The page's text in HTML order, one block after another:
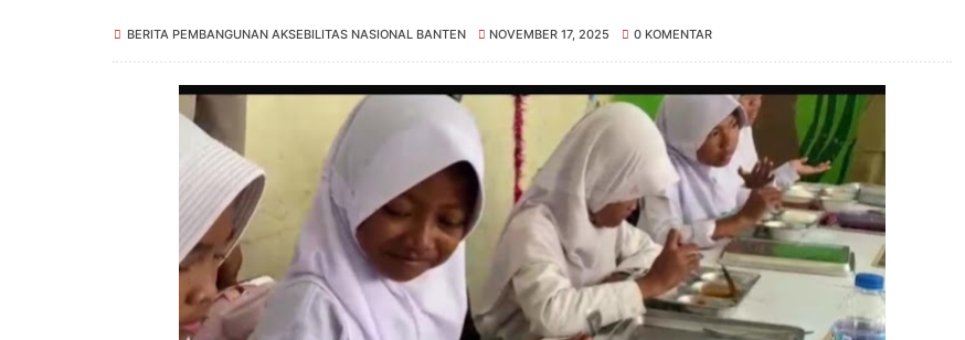
BERITA PEMBANGUNAN AKSEBILITAS NASIONAL BANTEN NOVEMBER 17, 2025 0 KOMENTAR